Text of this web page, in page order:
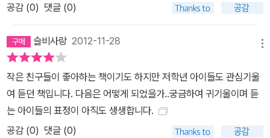
공감 (0) 댓글 (0)
슬비사랑 2012-11-28
작은 친구들이 좋아하는 책이기도 하지만 저학년 아이들도 관심기울
여 듣던 책입니다. 다음은 어떻게 되었을가..궁금하여 귀기울이며 듣
는 아이들의 표정이 아직도 생생합니다.
공감 (0) 댓글 (0)